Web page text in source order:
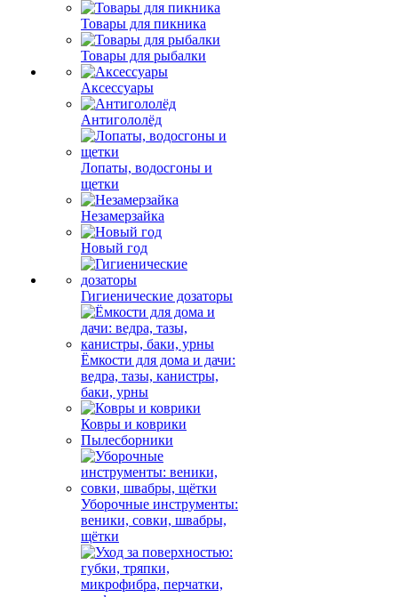
Товары для пикника
Товары для рыбалки
Аксессуары
Антигололёд
Лопаты, водосгоны и
щетки
Незамерзайка
Новый год
Гигиенические дозаторы
Ёмкости для дома и дачи:
ведра, тазы, канистры,
баки, урны
Ковры и коврики
Пылесборники
Уборочные инструменты:
веники, совки, швабры,
щётки